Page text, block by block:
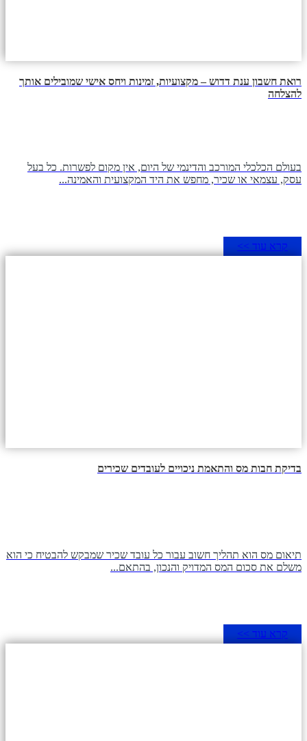
רואת חשבון ענת דדוש – מקצועיות, זמינות ויחס אישי שמובילים אותך
להצלחה
בעולם הכלכלי המורכב והדינמי של היום, אין מקום לפשרות. כל בעל
עסק, עצמאי או שכיר, מחפש את היד המקצועית והאמינה...
קרא עוד >>
בדיקת חבות מס והתאמת ניכויים לעובדים שכירים
תיאום מס הוא תהליך חשוב עבור כל עובד שכיר שמבקש להבטיח כי הוא
משלם את סכום המס המדויק והנכון, בהתאם...
קרא עוד >>